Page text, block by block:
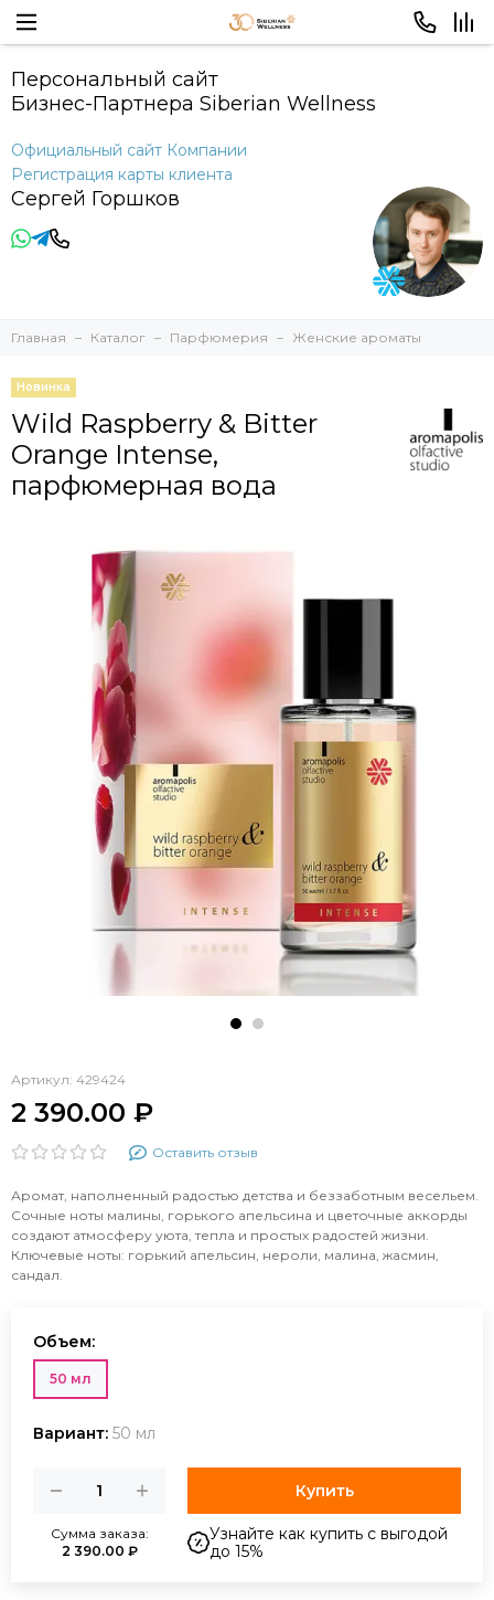
Персональный сайт
Бизнес-Партнера Siberian Wellness
Официальный сайт Компании
Регистрация карты клиента
Сергей Горшков
Главная Каталог Парфюмерия Женские ароматы
Новинка
Wild Raspberry & Bitter
Orange Intense,
парфюмерная вода
Артикул: 429424
2 390.00 ₽
Оставить отзыв
Аромат, наполненный радостью детства и беззаботным весельем.
Сочные ноты малины, горького апельсина и цветочные аккорды
создают атмосферу уюта, тепла и простых радостей жизни.
Ключевые ноты: горький апельсин, нероли, малина, жасмин,
сандал.
Объем:
50 мл
Вариант: 50 мл
Сумма заказа:
2 390.00 ₽
Купить
Узнайте как купить с выгодой
до 15%